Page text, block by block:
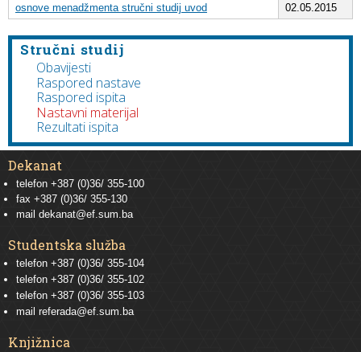
osnove menadžmenta stručni studij uvod 02.05.2015
Stručni studij
Obavijesti
Raspored nastave
Raspored ispita
Nastavni materijal
Rezultati ispita
Dekanat
telefon +387 (0)36/ 355-100
fax +387 (0)36/ 355-130
mail dekanat@ef.sum.ba
Studentska služba
telefon +387 (0)36/ 355-104
telefon +387 (0)36/ 355-102
telefon +387 (0)36/ 355-103
mail referada@ef.sum.ba
Knjižnica